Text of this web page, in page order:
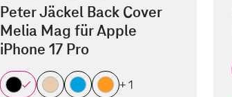
Peter Jäckel Back Cover
Melia Mag für Apple
iPhone 17 Pro
+ 1